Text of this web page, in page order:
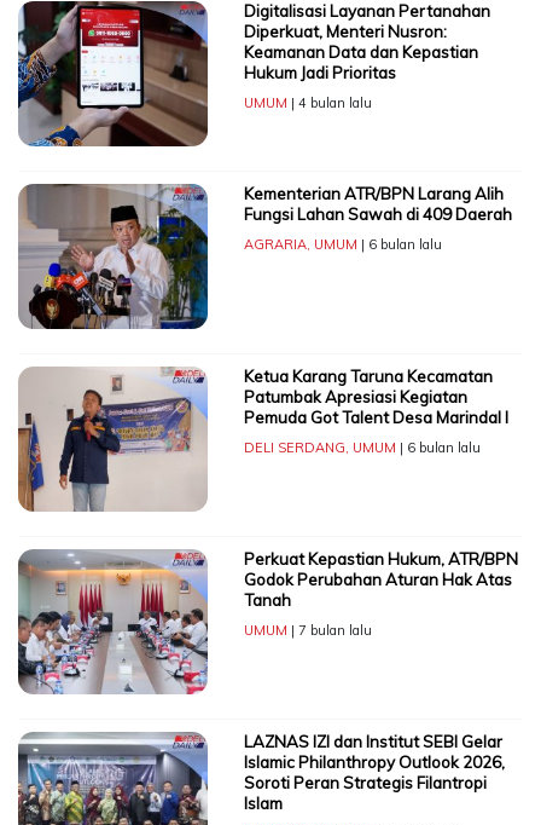
Digitalisasi Layanan Pertanahan
Diperkuat, Menteri Nusron:
Keamanan Data dan Kepastian
Hukum Jadi Prioritas
UMUM | 4 bulan lalu
Kementerian ATR/BPN Larang Alih
Fungsi Lahan Sawah di 409 Daerah
AGRARIA, UMUM | 6 bulan lalu
Ketua Karang Taruna Kecamatan
Patumbak Apresiasi Kegiatan
Pemuda Got Talent Desa Marindal I
DELI SERDANG, UMUM | 6 bulan lalu
Perkuat Kepastian Hukum, ATR/BPN
Godok Perubahan Aturan Hak Atas
Tanah
UMUM | 7 bulan lalu
LAZNAS IZI dan Institut SEBI Gelar
Islamic Philanthropy Outlook 2026,
Soroti Peran Strategis Filantropi
Islam